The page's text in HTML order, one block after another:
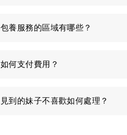
包養服務的區域有哪些？
如何支付費用？
見到的妹子不喜歡如何處理？